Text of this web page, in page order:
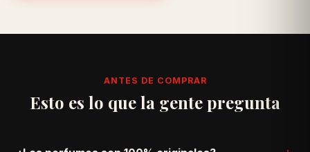
ANTES DE COMPRAR
Esto es lo que la gente pregunta